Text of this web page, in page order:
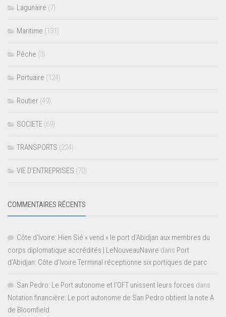
Lagunaire (7)
Maritime (131)
Pêche (3)
Portuaire (124)
Routier (49)
SOCIETE (69)
TRANSPORTS (224)
VIE D’ENTREPRISES (70)
COMMENTAIRES RÉCENTS
Côte d'Ivoire: Hien Sié « vend » le port d'Abidjan aux membres du
corps diplomatique accrédités | LeNouveauNavire dans Port
d’Abidjan: Côte d’Ivoire Terminal réceptionne six portiques de parc
San Pedro: Le Port autonome et l’OFT unissent leurs forces dans
Notation financière: Le port autonome de San Pedro obtient la note A
de Bloomfield